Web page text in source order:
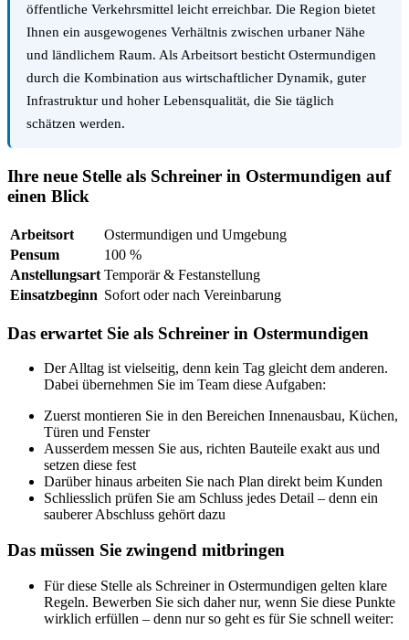
öffentliche Verkehrsmittel leicht erreichbar. Die Region bietet
Ihnen ein ausgewogenes Verhältnis zwischen urbaner Nähe
und ländlichem Raum. Als Arbeitsort besticht Ostermundigen
durch die Kombination aus wirtschaftlicher Dynamik, guter
Infrastruktur und hoher Lebensqualität, die Sie täglich
schätzen werden.
Ihre neue Stelle als Schreiner in Ostermundigen auf
einen Blick
Arbeitsort
Ostermundigen und Umgebung
Pensum
100 %
Anstellungsart Temporär & Festanstellung
Einsatzbeginn Sofort oder nach Vereinbarung
Das erwartet Sie als Schreiner in Ostermundigen
Der Alltag ist vielseitig, denn kein Tag gleicht dem anderen.
Dabei übernehmen Sie im Team diese Aufgaben:
Zuerst montieren Sie in den Bereichen Innenausbau, Küchen,
Türen und Fenster
Ausserdem messen Sie aus, richten Bauteile exakt aus und
setzen diese fest
Darüber hinaus arbeiten Sie nach Plan direkt beim Kunden
Schliesslich prüfen Sie am Schluss jedes Detail – denn ein
sauberer Abschluss gehört dazu
Das müssen Sie zwingend mitbringen
Für diese Stelle als Schreiner in Ostermundigen gelten klare
Regeln. Bewerben Sie sich daher nur, wenn Sie diese Punkte
wirklich erfüllen – denn nur so geht es für Sie schnell weiter: